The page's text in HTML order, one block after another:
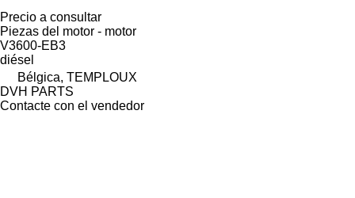
Precio a consultar
Piezas del motor - motor
V3600-EB3
diésel
Bélgica, TEMPLOUX
DVH PARTS
Contacte con el vendedor